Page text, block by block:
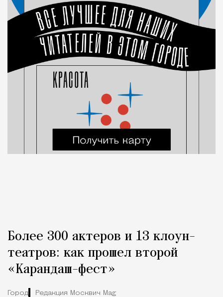
Более 300 актеров и 13 клоун-
театров: как прошел второй
«Карандаш-фест»
Город Редакция Москвич Mag